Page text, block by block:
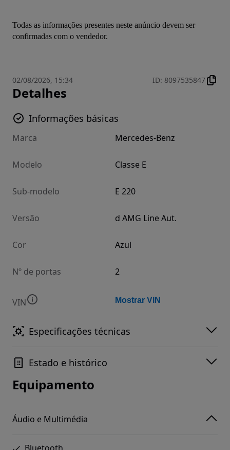
Todas as informações presentes neste anúncio devem ser
confirmadas com o vendedor.
02/08/2026, 15:34 ID: 8097535847
Detalhes
Informações básicas
Marca Mercedes-Benz
Modelo Classe E
Sub-modelo E 220
Versão d AMG Line Aut.
Cor Azul
Nº de portas 2
VIN Mostrar VIN
Especificações técnicas
Estado e histórico
Equipamento
Áudio e Multimédia